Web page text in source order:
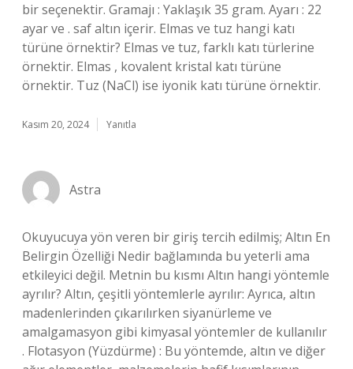
bir seçenektir. Gramajı : Yaklaşık 35 gram. Ayarı : 22
ayar ve . saf altın içerir. Elmas ve tuz hangi katı
türüne örnektir? Elmas ve tuz, farklı katı türlerine
örnektir. Elmas , kovalent kristal katı türüne
örnektir. Tuz (NaCl) ise iyonik katı türüne örnektir.
Kasım 20, 2024 Yanıtla
Astra
Okuyucuya yön veren bir giriş tercih edilmiş; Altın En
Belirgin Özelliği Nedir bağlamında bu yeterli ama
etkileyici değil. Metnin bu kısmı Altın hangi yöntemle
ayrılır? Altın, çeşitli yöntemlerle ayrılır: Ayrıca, altın
madenlerinden çıkarılırken siyanürleme ve
amalgamasyon gibi kimyasal yöntemler de kullanılır
. Flotasyon (Yüzdürme) : Bu yöntemde, altın ve diğer